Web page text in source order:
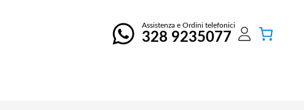
Assistenza e Ordini telefonici
328 9235077